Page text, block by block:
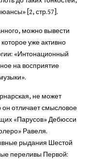
[2, стр.57].
можно вывести
уже активно
«Интонационный
на восприятие
не может
он отличает смысловое
«Парусов» Дебюсси
Равеля.
рыдания Шестой
переливы Первой: